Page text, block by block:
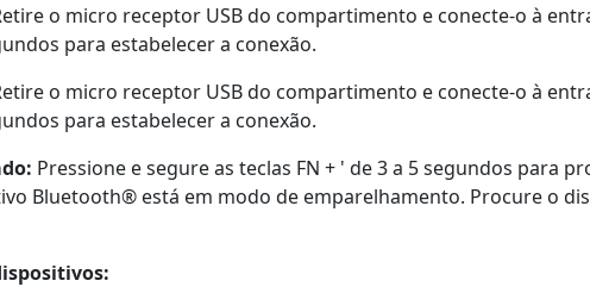
o micro receptor USB do compartimento e conecte-o à
para estabelecer a conexão.
o micro receptor USB do compartimento e conecte-o à
para estabelecer a conexão.
Pressione e segure as teclas FN + ' de 3 a 5 segundos para
Bluetooth® está em modo de emparelhamento. Procure o